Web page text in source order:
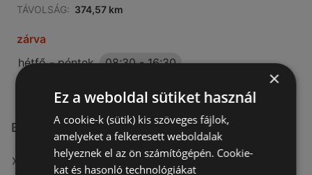
TÁVOLSÁG: 374,57 km
zárva
hétfő - péntek
08:30-16:30
Benu Gyógyszertárak üzletek itt:
Benu Gyógyszertárak itt: Kecskeméti
×
Ez a weboldal sütiket használ
A cookie-k (sütik) kis szöveges fájlok,
amelyeket a felkeresett weboldalak
helyeznek el az ön számítógépén. Cookie-
kat és hasonló technológiákat